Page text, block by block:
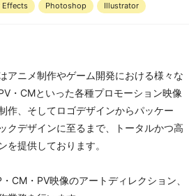
Effects Photoshop Illustrator
アニメ制作やゲーム開発における様々な
・CMといった各種プロモーション映像
作、そしてロゴデザインからパッケー
クデザインに至るまで、トータルかつ高
を提供しております。
CM・PV映像のアートディレクション、